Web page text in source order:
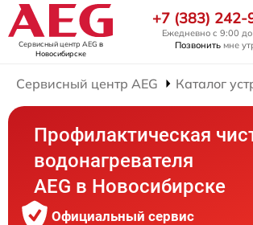
Сервисный центр AEG в
Новосибирске
+7 (383) 242-
Ежедневно с 9:00
Позвонить мне
Сервисный центр AEG Каталог
Профилактическая
водонагревателя
AEG в Новосибирске
Официальный сервис